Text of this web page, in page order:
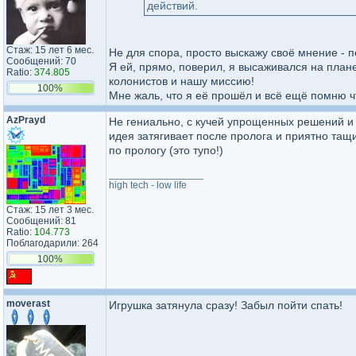
Стаж: 15 лет 6 мес.
Сообщений: 70
Ratio: 374.805
100%
действий.
Не для спора, просто выскажу своё мнение -
Я ей, прямо, поверил, я высаживался на
колонистов и нашу миссию!
Мне жаль, что я её прошёл и всё ещё помню
AzPrayd
Стаж: 15 лет 3 мес.
Сообщений: 81
Ratio: 104.773
Поблагодарили: 264
100%
Не гениально, с кучей упрощенных решений
идея затягивает после пролога и приятно
по прологу (это тупо!)
high tech - low life
moverast Игрушка затянула сразу! Забыл пойти спать!